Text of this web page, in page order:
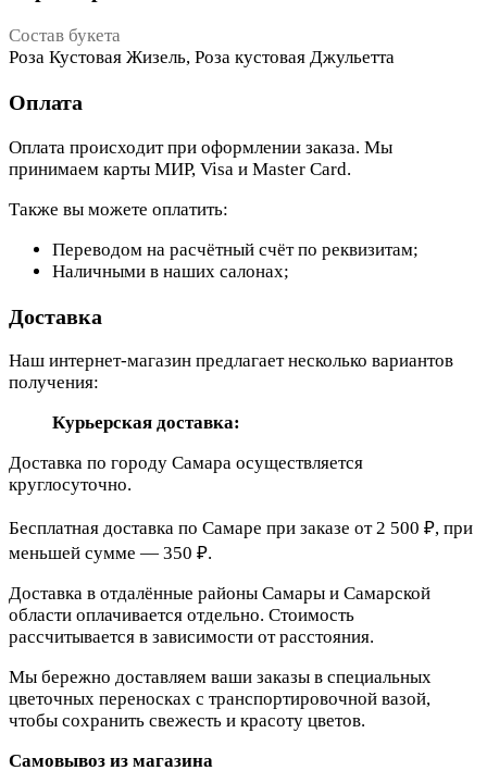
Состав букета
Роза Кустовая Жизель, Роза кустовая Джульетта
Оплата
Оплата происходит при оформлении заказа. Мы
принимаем карты МИР, Visa и Master Card.
Также вы можете оплатить:
Переводом на расчётный счёт по реквизитам;
Наличными в наших салонах;
Доставка
Наш интернет-магазин предлагает несколько вариантов
получения:
Курьерская доставка:
Доставка по городу Самара осуществляется
круглосуточно.
Бесплатная доставка по Самаре при заказе от 2 500 ₽, при
меньшей сумме — 350 ₽.
Доставка в отдалённые районы Самары и Самарской
области оплачивается отдельно. Стоимость
рассчитывается в зависимости от расстояния.
Мы бережно доставляем ваши заказы в специальных
цветочных переносках с транспортировочной вазой,
чтобы сохранить свежесть и красоту цветов.
Самовывоз из магазина